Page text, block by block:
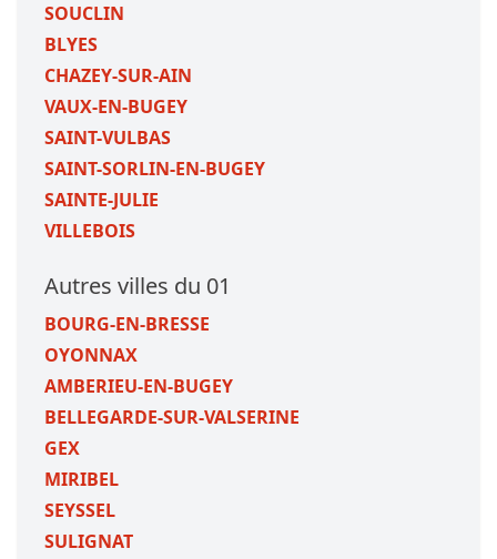
SOUCLIN
BLYES
CHAZEY-SUR-AIN
VAUX-EN-BUGEY
SAINT-VULBAS
SAINT-SORLIN-EN-BUGEY
SAINTE-JULIE
VILLEBOIS
Autres villes du 01
BOURG-EN-BRESSE
OYONNAX
AMBERIEU-EN-BUGEY
BELLEGARDE-SUR-VALSERINE
GEX
MIRIBEL
SEYSSEL
SULIGNAT